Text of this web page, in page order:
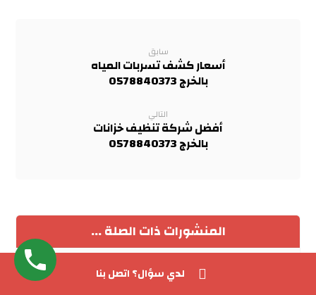
سابق
أسعار كشف تسربات المياه
بالخرج 0578840373
التالي
أفضل شركة تنظيف خزانات
بالخرج 0578840373
المنشورات ذات الصلة ...
لدي سؤال؟ اتصل بنا